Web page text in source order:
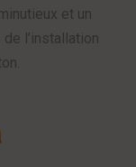
et un
l’installation